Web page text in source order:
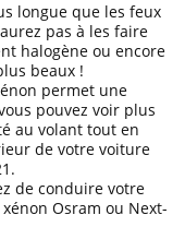
longue que les feux
pas à les faire
halogène ou encore
beaux !
permet une
pouvez voir plus
au volant tout en
de votre voiture
.
de conduirevotre
Osram ou Next-